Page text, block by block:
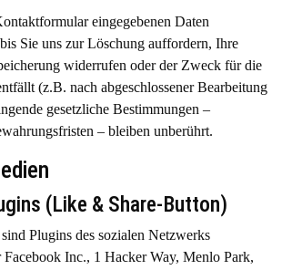
eingegebenen Daten
Sie uns zur Löschung auffordern, Ihre
widerrufen oder der Zweck für die
(z.B. nach abgeschlossener Bearbeitung
gesetzliche Bestimmungen –
– bleiben unberührt.
(Like & Share-Button)
Plugins des sozialen Netzwerks
Inc., 1 Hacker Way, Menlo Park,